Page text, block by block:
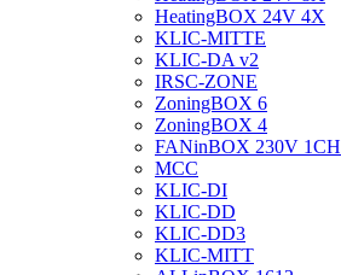
HeatingBOX 24V 4X
KLIC-MITTE
KLIC-DA v2
IRSC-ZONE
ZoningBOX 6
ZoningBOX 4
FANinBOX 230V 1CH
MCC
KLIC-DI
KLIC-DD
KLIC-DD3
KLIC-MITT